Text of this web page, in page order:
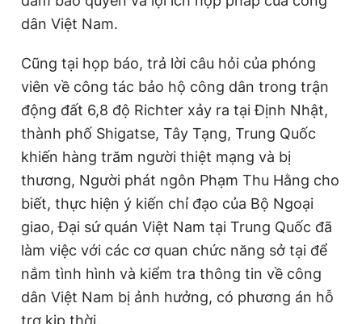
dân Việt Nam.
Cũng tại họp báo, trả lời câu hỏi của phóng
viên về công tác bảo hộ công dân trong trận
động đất 6,8 độ Richter xảy ra tại Định Nhật,
thành phố Shigatse, Tây Tạng, Trung Quốc
khiến hàng trăm người thiệt mạng và bị
thương, Người phát ngôn Phạm Thu Hằng cho
biết, thực hiện ý kiến chỉ đạo của Bộ Ngoại
giao, Đại sứ quán Việt Nam tại Trung Quốc đã
làm việc với các cơ quan chức năng sở tại để
nắm tình hình và kiểm tra thông tin về công
dân Việt Nam bị ảnh hưởng, có phương án hỗ
trợ kịp thời.